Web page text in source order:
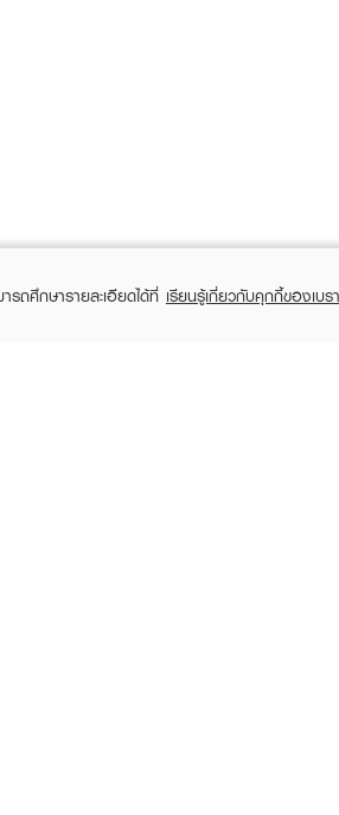
ถศึกษารายละเอียดได้ที่ เรียนรู้เกี่ยวกับคุกกี้ของเบร